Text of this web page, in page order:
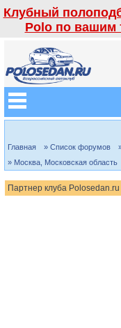
Клубный
Polo по вашим
Главная » Список форумов
» Москва, Московская область
Партнер клуба Polosedan.ru